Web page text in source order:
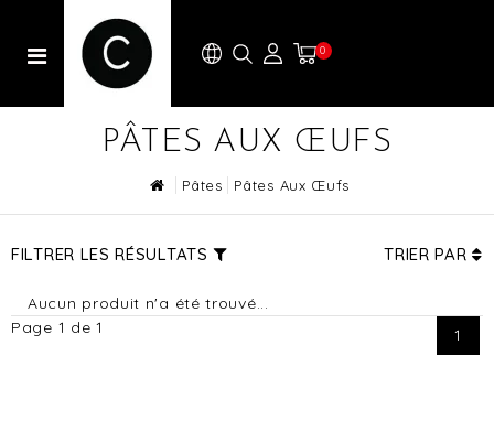
0
PÂTES AUX ŒUFS
Pâtes Pâtes Aux Œufs
FILTRER LES RÉSULTATS TRIER PAR
Aucun produit n'a été trouvé...
Page 1 de 1
1